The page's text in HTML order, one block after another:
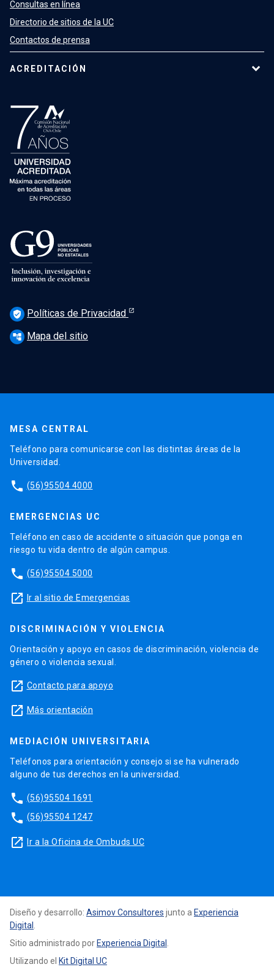
Consultas en línea
Directorio de sitios de la UC
Contactos de prensa
ACREDITACIÓN
verified_user Políticas de Privacidad
account_tree Mapa del sitio
MESA CENTRAL
Teléfono para comunicarse con las distintas áreas de la
Universidad.
phone (56)95504 4000
EMERGENCIAS UC
Teléfono en caso de accidente o situación que ponga en
riesgo tu vida dentro de algún campus.
phone (56)95504 5000
launch Ir al sitio de Emergencias
DISCRIMINACIÓN Y VIOLENCIA
Orientación y apoyo en casos de discriminación, violencia de
género o violencia sexual.
launch Contacto para apoyo
launch Más orientación
MEDIACIÓN UNIVERSITARIA
Teléfonos para orientación y consejo si se ha vulnerado
alguno de tus derechos en la universidad.
phone (56)95504 1691
phone (56)95504 1247
launch Ir a la Oficina de Ombuds UC
Diseño y desarrollo: Asimov Consultores junto a Experiencia
Digital
Sitio administrado porExperiencia Digital
Utilizando el Kit Digital UC